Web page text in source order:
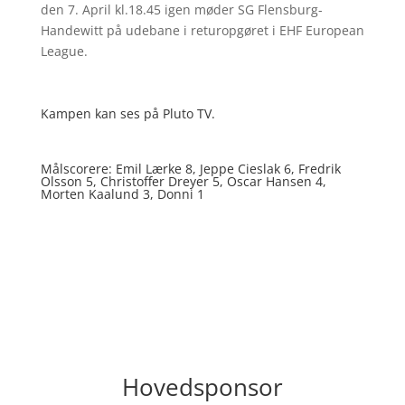
den 7. April kl.18.45 igen møder SG Flensburg-
Handewitt på udebane i returopgøret i EHF European
League.
Kampen kan ses på Pluto TV.
Målscorere: Emil Lærke 8, Jeppe Cieslak 6, Fredrik
Olsson 5, Christoffer Dreyer 5, Oscar Hansen 4,
Morten Kaalund 3, Donni 1
Hovedsponsor